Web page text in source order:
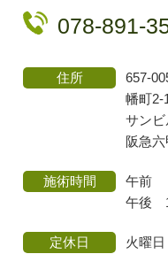
078-891-
住所
657-
幡町2-
サン
阪急
施術時間
午前
午後
定休日 火曜